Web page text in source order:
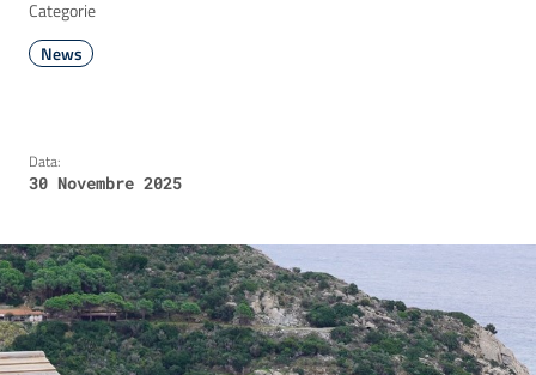
Categorie
News
Data:
30 Novembre 2025